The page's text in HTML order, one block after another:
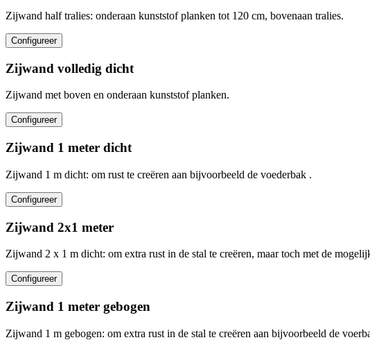
Zijwand half tralies: onderaan kunststof planken tot 120 cm, bovenaan tralies.
Configureer
Zijwand volledig dicht
Zijwand met boven en onderaan kunststof planken.
Configureer
Zijwand 1 meter dicht
Zijwand 1 m dicht: om rust te creëren aan bijvoorbeeld de voederbak .
Configureer
Zijwand 2x1 meter
Zijwand 2 x 1 m dicht: om extra rust in de stal te creëren, maar toch met de
Configureer
Zijwand 1 meter gebogen
Zijwand 1 m gebogen: om extra rust in de stal te creëren aan bijvoorbeeld de